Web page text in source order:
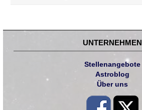
UNTERNEHMEN
Stellenangebote
Astroblog
Über uns